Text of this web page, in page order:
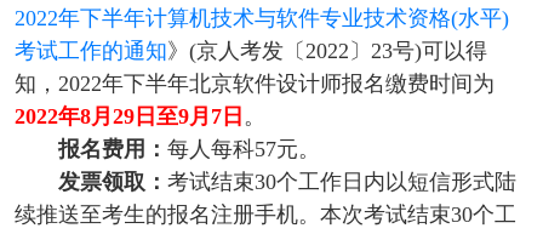
2022年下半年计算机技术与软件专业技术资格(水平)
考试工作的通知》(京人考发〔2022〕23号)可以得
知，2022年下半年北京软件设计师报名缴费时间为
2022年8月29日至9月7日 。
报名费用： 每人每科57元。
发票领取： 考试结束30个工作日内以短信形式陆
续推送至考生的报名注册手机。本次考试结束30个工